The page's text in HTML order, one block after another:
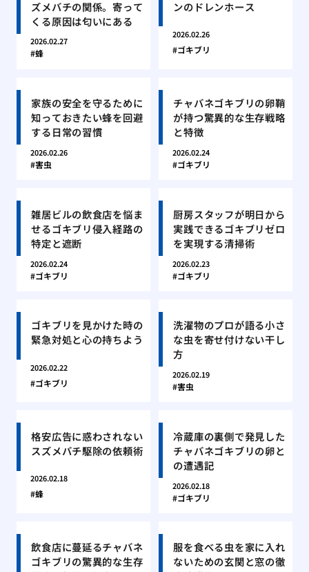
ズメバチの関係。寄って
くる原因は匂いにある
2026.02.27
蜂
ンのドレンホース
2026.02.26
ゴキブリ
家族の安全を守るために
知っておきたい蜂を回避
する日常の習慣
2026.02.26
害虫
チャバネゴキブリの卵鞘
が持つ驚異的な生存戦略
と特徴
2026.02.24
ゴキブリ
雑居ビルの飲食店を悩ま
せるゴキブリ侵入経路の
特定と遮断
2026.02.24
ゴキブリ
厨房スタッフが明日から
実践できるゴキブリゼロ
を実現する清掃術
2026.02.23
ゴキブリ
ゴキブリを見かけた時の
緊急対処と心の持ちよう
2026.02.22
ゴキブリ
洗濯物のプロが語る小さ
な虫を寄せ付けない干し
方
2026.02.19
害虫
格安広告に惑わされない
スズメバチ駆除の依頼術
2026.02.18
蜂
冷蔵庫の裏側で発見した
チャバネゴキブリの卵と
の遭遇記
2026.02.18
ゴキブリ
飲食店に蔓延るチャバネ
ゴキブリの驚異的な生存
服を食べる虫を家に入れ
ないための玄関と窓の徹